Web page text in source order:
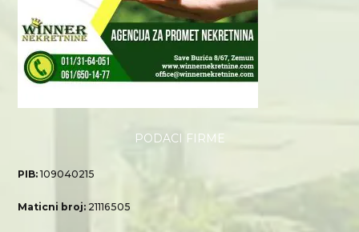
PODACI FIRME
PIB:109040215
Maticni broj: 21116505